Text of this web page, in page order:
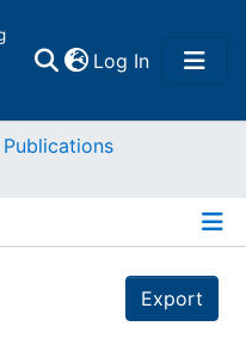
Log In(current)
Publications
Export